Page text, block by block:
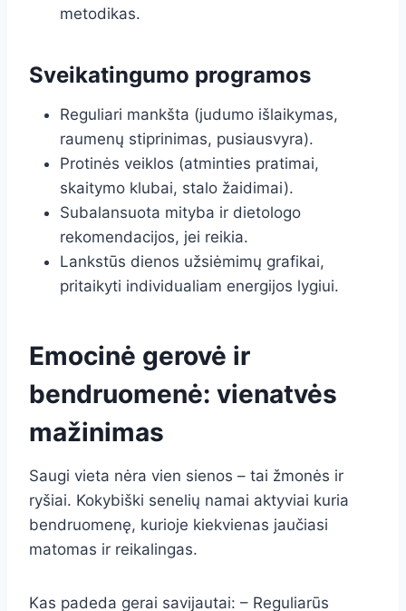
metodikas.
Sveikatingumo programos
Reguliari mankšta (judumo išlaikymas,
raumenų stiprinimas, pusiausvyra).
Protinės veiklos (atminties pratimai,
skaitymo klubai, stalo žaidimai).
Subalansuota mityba ir dietologo
rekomendacijos, jei reikia.
Lankstūs dienos užsiėmimų grafikai,
pritaikyti individualiam energijos lygiui.
Emocinė gerovė ir
bendruomenė: vienatvės
mažinimas
Saugi vieta nėra vien sienos – tai žmonės ir
ryšiai. Kokybiški senelių namai aktyviai kuria
bendruomenę, kurioje kiekvienas jaučiasi
matomas ir reikalingas.
Kas padeda gerai savijautai: – Reguliarūs